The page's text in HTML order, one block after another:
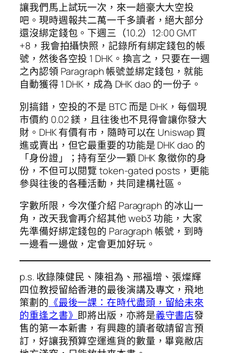
讓我們馬上試玩一次，來一趟豪大大空投
吧。現時週報共二萬一千多讀者，絕大部分
還沒綁定錢包。下週三（10.2）12:00 GMT
+8，我會拍攝快照，記錄所有綁定錢包的帳
號，然後各空投 1 DHK。換言之，只要在一週
之內認領 Paragraph 帳號並綁定錢包，就能
自動獲得 1 DHK，成為 DHK dao 的一份子。
別搞錯，空投的不是 BTC 而是 DHK，每個現
市價約 0.02 鎂，且往後也不見得會讓你發大
財。DHK 有價有市，隨時可以在 Uniswap 買
進或賣出，但它最重要的功能是 DHK dao 的
「身份證」；持有至少一顆 DHK 象徵你的身
份，不但可以閱覽 token-gated posts，更能
參與往後的各種活動，共同建構社區。
字數所限，今次僅介紹 Paragraph 的冰山一
角，改天我會再介紹其他 web3 功能，大家
先準備好綁定錢包的 Paragraph 帳號，到時
一邊看一邊做，定會更加好玩。
p.s. 收錄陳健民、陳祖為、邢福增、張燦輝
四位教授留給香港的最後演講及專文，飛地
策劃的 《最後一課：在時代盡頭，留給未來
的重逢之書》 即將出版，亦將是義守書店發
售的第一本新書，有興趣的讀者敬請留言預
訂，好讓我預算空運進貨的數量，畢竟敝店